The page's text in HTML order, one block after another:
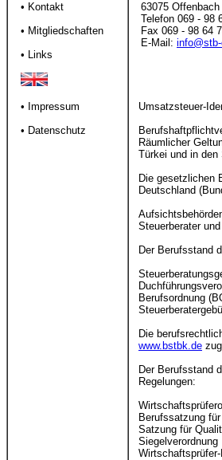
• Kontakt
• Mitgliedschaften
• Links
• Impressum
• Datenschutz
63075
Telefon 069 - 98
Fax 069 - 98 64
E-Mail:
Umsatzsteuer-
Räumlicher
Türkei und in
Die gesetzlichen
Deutschland
Steuerberater
Der Berufsstand
Berufsordnung
Die
www.bstbk.de
Der Berufsstand
Regelungen:
Berufssatzung
Satzung für
Siegelverordnung